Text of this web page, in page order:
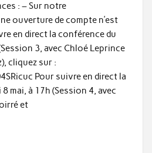
: – Sur notre
ouverture de compte n’est
en direct la conférence du
3, avec Chloé Leprince
cliquez sur :
Pour suivre en direct la
mai, à 17h (Session 4, avec
et